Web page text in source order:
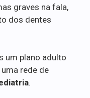
graves na fala,
dos dentes
um plano adulto
rede de
.